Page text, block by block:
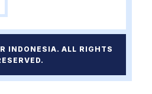
INDONESIA. ALL RIGHTS